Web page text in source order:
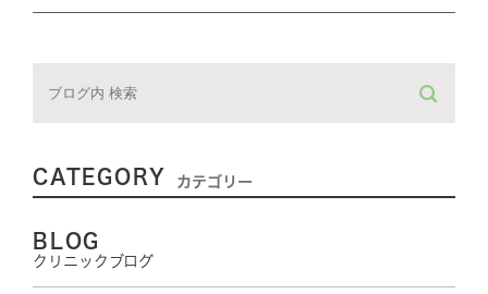
CATEGORY カテゴリー
BLOG
クリニックブログ